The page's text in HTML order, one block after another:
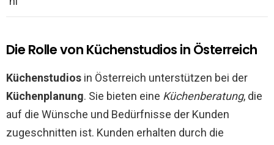
Die Rolle von Küchenstudios in Österreich
Küchenstudios in Österreich unterstützen bei der
Küchenplanung. Sie bieten eine Küchenberatung, die
auf die Wünsche und Bedürfnisse der Kunden
zugeschnitten ist. Kunden erhalten durch die